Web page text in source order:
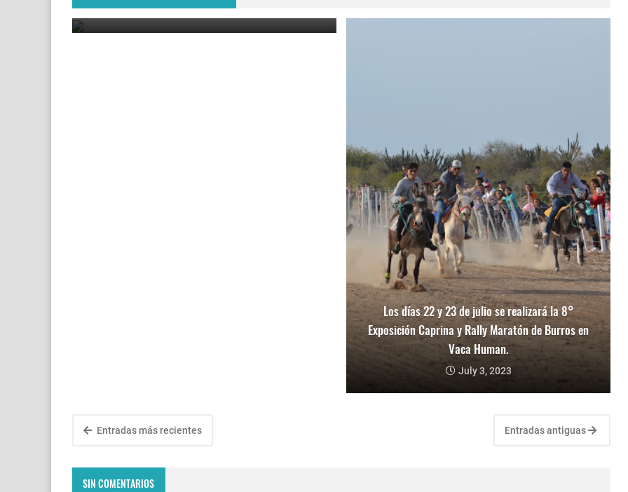
July 4, 2023
Los días 22 y 23 de julio se realizará la 8°
Exposición Caprina y Rally Maratón de Burros en
Vaca Human.
July 3, 2023
Entradas más recientes Entradas antiguas
SIN COMENTARIOS